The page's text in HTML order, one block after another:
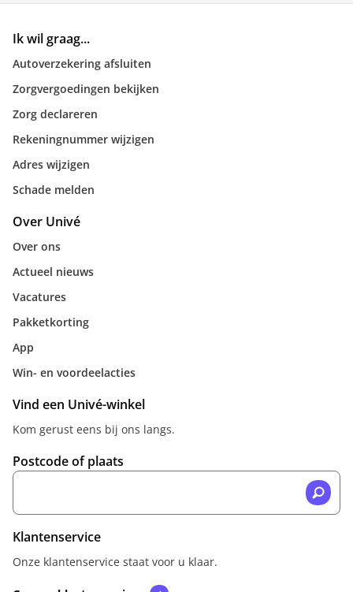
Ik wil graag...
Autoverzekering afsluiten
Zorgvergoedingen bekijken
Zorg declareren
Rekeningnummer wijzigen
Adres wijzigen
Schade melden
Over Univé
Over ons
Actueel nieuws
Vacatures
Pakketkorting
App
Win- en voordeelacties
Vind een Univé-winkel
Kom gerust eens bij ons langs.
Postcode of plaats
Klantenservice
Onze klantenservice staat voor u klaar.